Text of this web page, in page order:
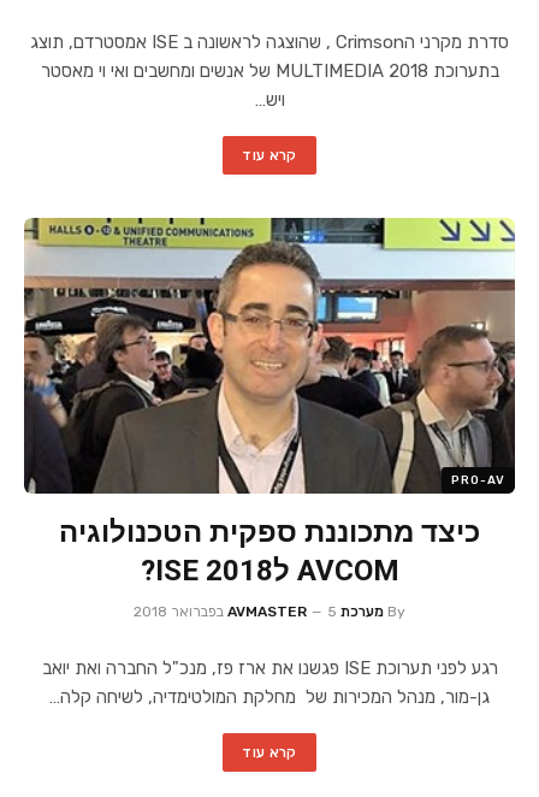
סדרת מקרני הCrimson , שהוצגה לראשונה ב ISE אמסטרדם, תוצג
בתערוכת MULTIMEDIA 2018 של אנשים ומחשבים ואי וי מאסטר
ויש…
קרא עוד
PRO-AV
כיצד מתכוננת ספקית הטכנולוגיה
AVCOM לISE 2018?
By מערכת AVMASTER 5 בפברואר 2018
רגע לפני תערוכת ISE פגשנו את ארז פז, מנכ"ל החברה ואת יואב
גן-מור, מנהל המכירות של מחלקת המולטימדיה, לשיחה קלה…
קרא עוד